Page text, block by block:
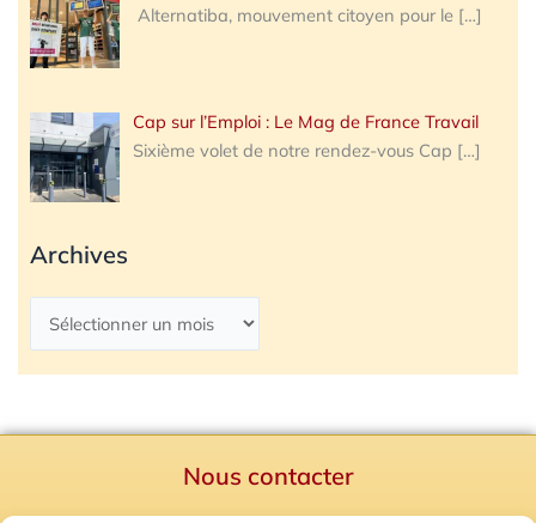
Alternatiba, mouvement citoyen pour le […]
Cap sur l’Emploi : Le Mag de France Travail
Sixième volet de notre rendez-vous Cap […]
Archives
Nous contacter